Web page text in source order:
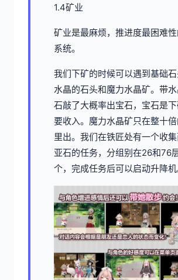
1.4矿业
矿业是最麻烦，推进度最困难
系统。
我们下矿的时候可以遇到基础
水晶的石头和魔力水晶矿。带
石敲了大概率出宝石，宝石是
要收入。魔力水晶矿只在整十
里出。我们在铁匠处有一个收
亚石的任务，分组别在26和76
个，完成任务后可以启动升降机